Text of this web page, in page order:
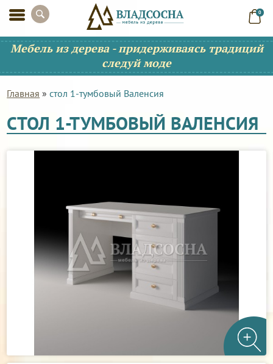
0
Мебель из дерева - придерживаясь традиций
следуй моде
Главная »стол 1-тумбовый Валенсия
СТОЛ 1-ТУМБОВЫЙ ВАЛЕНСИЯ